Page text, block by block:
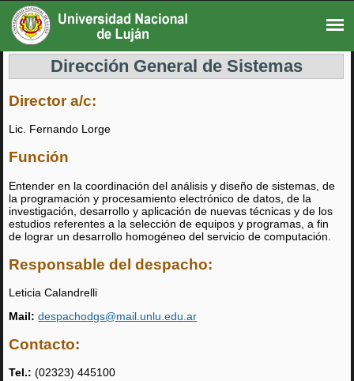
Dirección General de Sistemas
Director a/c:
Lic. Fernando Lorge
Función
Entender en la coordinación del análisis y diseño de sistemas, de
la programación y procesamiento electrónico de datos, de la
investigación, desarrollo y aplicación de nuevas técnicas y de los
estudios referentes a la selección de equipos y programas, a fin
de lograr un desarrollo homogéneo del servicio de computación.
Responsable del despacho:
Leticia Calandrelli
Mail:despachodgs@mail.unlu.edu.ar
Contacto:
Tel.:(02323) 445100